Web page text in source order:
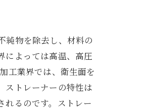
純物を除去し、材料の
によっては高温、高圧
工業界では、衛生面を
ストレーナーの特性は
れるのです。ストレー